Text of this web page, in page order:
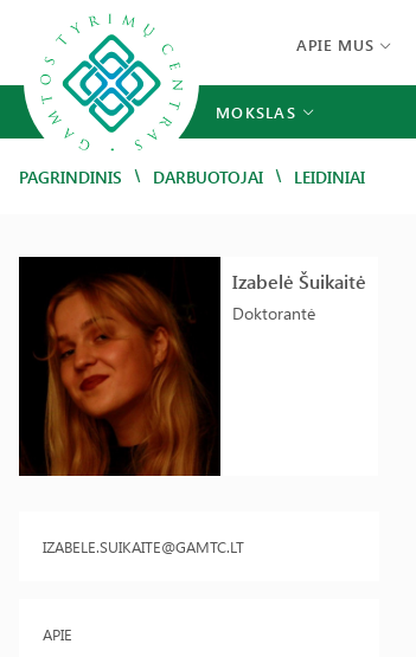
APIE MUS
MOKSLAS
PAGRINDINIS / DARBUOTOJAI / LEIDINIAI
Izabelė Šuikaitė
Doktorantė
IZABELE.SUIKAITE@GAMTC.LT
APIE